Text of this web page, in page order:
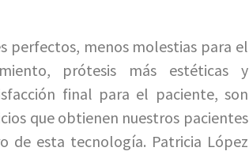
perfectos, menos molestias para el
prótesis más estéticas y
final para el paciente, son
que obtienen nuestros pacientes
de esta tecnología. Patricia López